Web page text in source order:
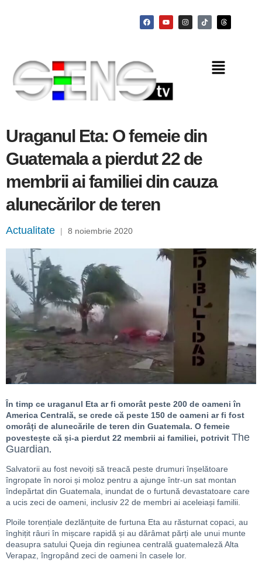
Uraganul Eta: O femeie din
Guatemala a pierdut 22 de
membrii ai familiei din cauza
alunecărilor de teren
Actualitate | 8 noiembrie 2020
În timp ce uraganul Eta ar fi omorât peste 200 de oameni în
America Centrală, se crede că peste 150 de oameni ar fi fost
omorâți de alunecările de teren din Guatemala. O femeie
povestește că și-a pierdut 22 membrii ai familiei, potrivit The
Guardian.
Salvatorii au fost nevoiți să treacă peste drumuri înșelătoare
îngropate în noroi și moloz pentru a ajunge într-un sat montan
îndepărtat din Guatemala, inundat de o furtună devastatoare care
a ucis zeci de oameni, inclusiv 22 de membri ai aceleiași familii.
Ploile torențiale dezlănțuite de furtuna Eta au răsturnat copaci, au
înghițit râuri în mișcare rapidă și au dărâmat părți ale unui munte
deasupra satului Queja din regiunea centrală guatemaleză Alta
Verapaz, îngropând zeci de oameni în casele lor.